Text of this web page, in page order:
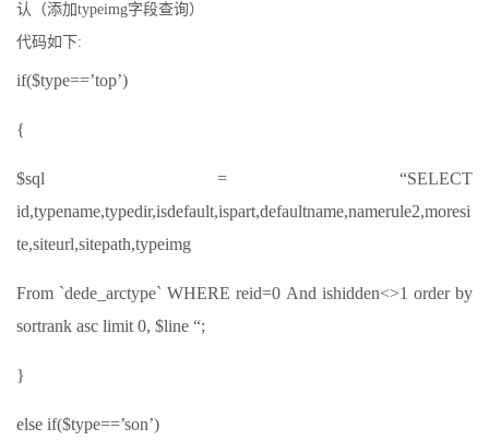
认（添加typeimg字段查询）
代码如下:
if($type==’top’)
{
$sql = “SELECT
id,typename,typedir,isdefault,ispart,defaultname,namerule2,moresi
te,siteurl,sitepath,typeimg
From `dede_arctype` WHERE reid=0 And ishidden<>1 order by
sortrank asc limit 0, $line “;
}
else if($type==’son’)